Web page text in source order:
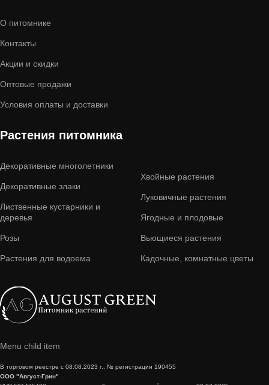
О питомнике
Контакты
Акции и скидки
Оптовые продажи
Условия оплаты и доставки
Растения питомника
Декоративные многолетники
Декоративные злаки
Лиственные кустарники и
деревья
Розы
Растения для водоема
Хвойные растения
Луковичные растения
Ягодные и плодовые
Вьющиеся растения
Кадочные, комнатные цветы
Menu child item
В торговом реестре с 08.08.2023 г., № регистрации 190455
ООО "Август-Грин"